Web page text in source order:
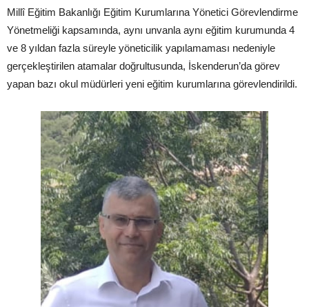
Millî Eğitim Bakanlığı Eğitim Kurumlarına Yönetici Görevlendirme
Yönetmeliği kapsamında, aynı unvanla aynı eğitim kurumunda 4
ve 8 yıldan fazla süreyle yöneticilik yapılamaması nedeniyle
gerçekleştirilen atamalar doğrultusunda, İskenderun’da görev
yapan bazı okul müdürleri yeni eğitim kurumlarına görevlendirildi.